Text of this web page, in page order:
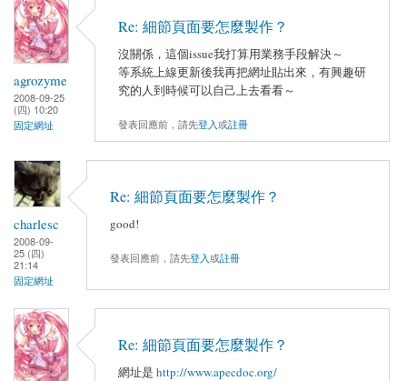
agrozyme
2008-09-25
(四) 10:20
固定網址
Re: 細節頁面要怎麼製作？
沒關係，這個issue我打算用業務手段解決～
等系統上線更新後我再把網址貼出來，有興趣研
究的人到時候可以自己上去看看～
發表回應前，請先登入或註冊
charlesc
2008-09-
25 (四)
21:14
固定網址
Re: 細節頁面要怎麼製作？
good!
發表回應前，請先登入或註冊
Re: 細節頁面要怎麼製作？
網址是 http://www.apecdoc.org/